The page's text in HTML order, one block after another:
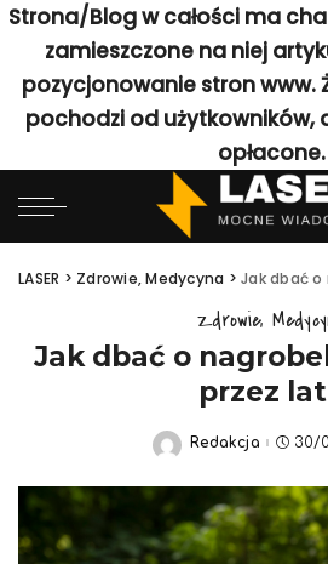
Strona/Blog w całości ma
zamieszczone na niej
pozycjonowanie stron www.
pochodzi od użytkowników,
opłacone.
LASER > Zdrowie, Medycyna >Jak dbać o
Zdrowie,
Jak dbać o
przez
Posted
Redakcja 30/